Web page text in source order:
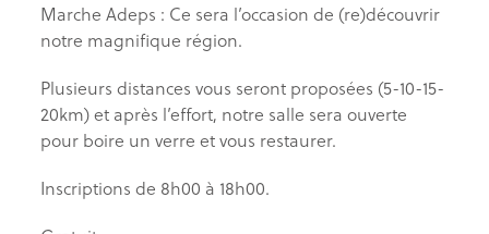
Marche Adeps : Ce sera l’occasion de (re)découvrir
notre magnifique région.
Plusieurs distances vous seront proposées (5-10-15-
20km) et après l’effort, notre salle sera ouverte
pour boire un verre et vous restaurer.
Inscriptions de 8h00 à 18h00.